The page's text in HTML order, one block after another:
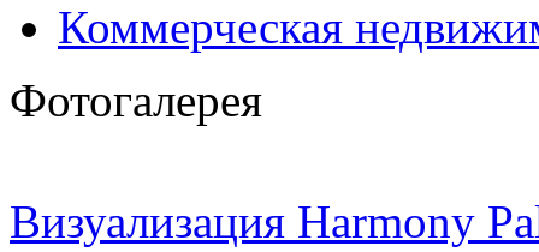
Коммерческая
Фотогалерея
Визуализация Harmony